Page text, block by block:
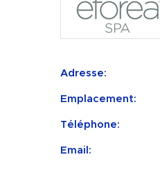
Adresse:
Emplacement:
Téléphone:
Email: